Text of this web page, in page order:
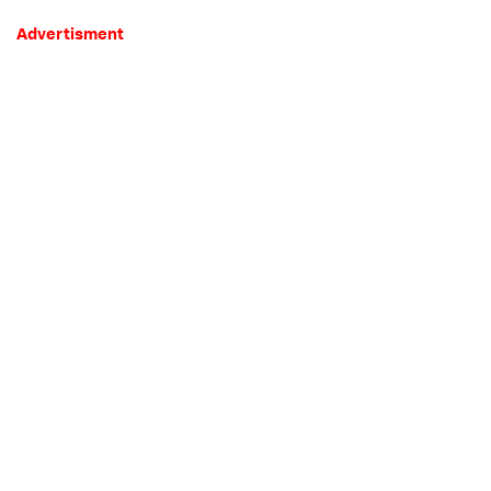
Advertisment